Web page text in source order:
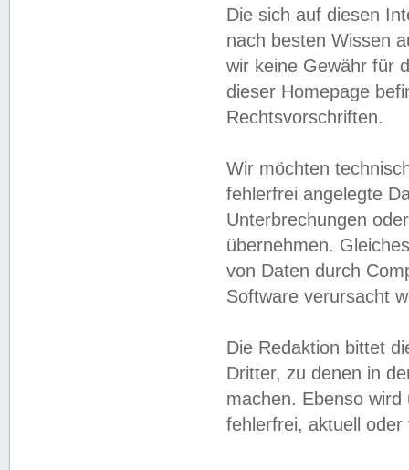
Die sich auf diesen
nach besten Wissen
wir keine Gewähr für
dieser Homepage
Rechtsvorschriften.
Wir möchten
fehlerfrei angelegte
Unterbrechungen
übernehmen.
von Daten durch
Software verursacht
Die Redaktion bittet
Dritter, zu denen in
machen. Ebenso
fehlerfrei, aktuell oder